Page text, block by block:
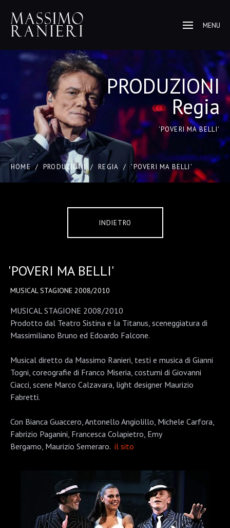
MENU
PRODUZIONI
Regia
'POVERI MA BELLI'
HOME / PRODUZIONI / REGIA / 'POVERI MA BELLI'
INDIETRO
'POVERI MA BELLI'
MUSICAL STAGIONE 2008/2010
MUSICAL STAGIONE 2008/2010
Prodotto dal Teatro Sistina e la Titanus, sceneggiatura di
Massimiliano Bruno ed Edoardo Falcone.
Musical diretto da Massimo Ranieri, testi e musica di Gianni
Togni, coreografie di Franco Miseria, costumi di Giovanni
Ciacci, scene Marco Calzavara, light designer Maurizio
Fabretti.
Con Bianca Guaccero, Antonello Angiolillo, Michele Carfora,
Fabrizio Paganini, Francesca Colapietro, Emy
Bergamo, Maurizio Semeraro. il sito